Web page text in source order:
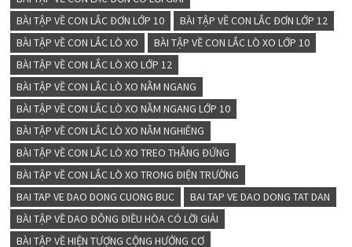
BÀI TẬP VỀ CON LẮC ĐƠN LỚP 10
BÀI TẬP VỀ CON LẮC ĐƠN LỚP 12
BÀI TẬP VỀ CON LẮC LÒ XO
BÀI TẬP VỀ CON LẮC LÒ XO LỚP 10
BÀI TẬP VỀ CON LẮC LÒ XO LỚP 12
BÀI TẬP VỀ CON LẮC LÒ XO NẰM NGANG
BÀI TẬP VỀ CON LẮC LÒ XO NẰM NGANG LỚP 10
BÀI TẬP VỀ CON LẮC LÒ XO NẰM NGHIÊNG
BÀI TẬP VỀ CON LẮC LÒ XO TREO THẲNG ĐỨNG
BÀI TẬP VỀ CON LẮC LÒ XO TRONG ĐIỆN TRƯỜNG
BAI TAP VE DAO DONG CUONG BUC
BAI TAP VE DAO DONG TAT DAN
BÀI TẬP VỀ DAO ĐÔNG ĐIỀU HÒA CÓ LỜI GIẢI
BÀI TẬP VỀ HIỆN TƯỢNG CỘNG HƯỞNG CƠ